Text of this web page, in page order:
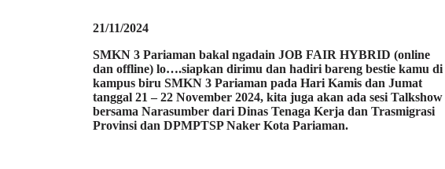
21/11/2024
SMKN 3 Pariaman bakal ngadain JOB FAIR HYBRID (online
dan offline) lo….siapkan dirimu dan hadiri bareng bestie kamu di
kampus biru SMKN 3 Pariaman pada Hari Kamis dan Jumat
tanggal 21 – 22 November 2024, kita juga akan ada sesi Talkshow
bersama Narasumber dari Dinas Tenaga Kerja dan Trasmigrasi
Provinsi dan DPMPTSP Naker Kota Pariaman.